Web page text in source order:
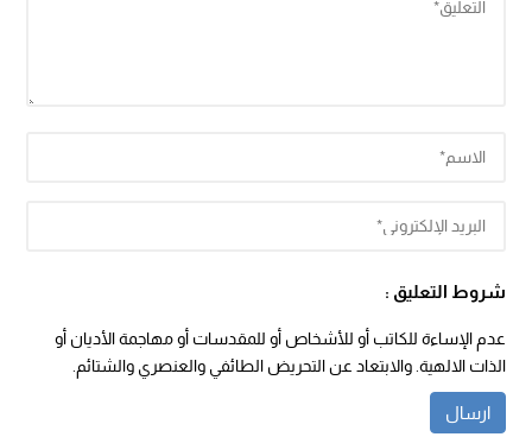
شروط التعليق :
عدم الإساءة للكاتب أو للأشخاص أو للمقدسات أو مهاجمة الأديان أو
الذات الالهية. والابتعاد عن التحريض الطائفي والعنصري والشتائم.